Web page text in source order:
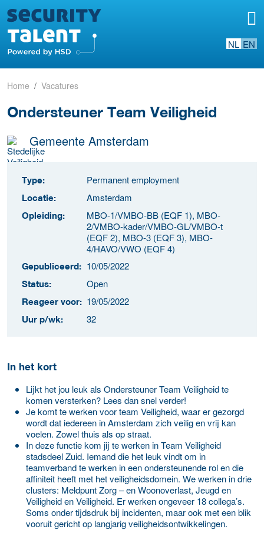
NL EN
Home Vacatures
Ondersteuner Team Veiligheid
Gemeente Amsterdam
Type: Permanent employment
Locatie: Amsterdam
Opleiding:
MBO-1/VMBO-BB (EQF 1), MBO-
2/VMBO-kader/VMBO-GL/VMBO-t
(EQF 2), MBO-3 (EQF 3), MBO-
4/HAVO/VWO (EQF 4)
Gepubliceerd: 10/05/2022
Status: Open
Reageer voor: 19/05/2022
Uur p/wk: 32
In het kort
Lijkt het jou leuk als Ondersteuner Team Veiligheid te
komen versterken? Lees dan snel verder!
Je komt te werken voor team Veiligheid, waar er gezorgd
wordt dat iedereen in Amsterdam zich veilig en vrij kan
voelen. Zowel thuis als op straat.
In deze functie kom jij te werken in Team Veiligheid
stadsdeel Zuid. Iemand die het leuk vindt om in
teamverband te werken in een ondersteunende rol en die
affiniteit heeft met het veiligheidsdomein. We werken in drie
clusters: Meldpunt Zorg – en Woonoverlast, Jeugd en
Veiligheid en Veiligheid. Er werken ongeveer 18 collega’s.
Soms onder tijdsdruk bij incidenten, maar ook met een blik
vooruit gericht op langjarig veiligheidsontwikkelingen.